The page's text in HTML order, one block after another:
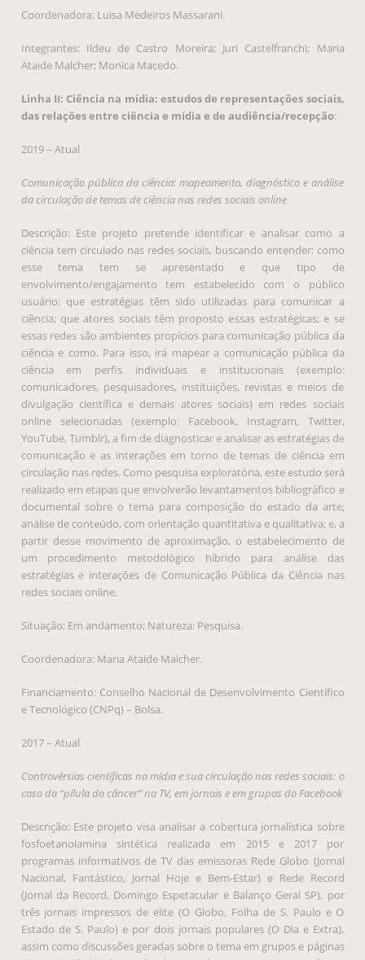
Coordenadora: Luisa Medeiros Massarani.
Integrantes: Ildeu de Castro Moreira; Juri Castelfranchi; Maria
Ataide Malcher; Monica Macedo.
Linha II: Ciência na mídia: estudos de representações sociais,
das relações entre ciência e mídia e de audiência/recepção:
2019 – Atual
Comunicação pública da ciência: mapeamento, diagnóstico e análise
da circulação de temas de ciência nas redes sociais online
Descrição: Este projeto pretende identificar e analisar como a
ciência tem circulado nas redes sociais, buscando entender: como
esse tema tem se apresentado e que tipo de
envolvimento/engajamento tem estabelecido com o público
usuário; que estratégias têm sido utilizadas para comunicar a
ciência; que atores sociais têm proposto essas estratégicas; e se
essas redes são ambientes propícios para comunicação pública da
ciência e como. Para isso, irá mapear a comunicação pública da
ciência em perfis individuais e institucionais (exemplo:
comunicadores, pesquisadores, instituições, revistas e meios de
divulgação científica e demais atores sociais) em redes sociais
online selecionadas (exemplo: Facebook, Instagram, Twitter,
YouTube, Tumblr), a fim de diagnosticar e analisar as estratégias de
comunicação e as interações em torno de temas de ciência em
circulação nas redes. Como pesquisa exploratória, este estudo será
realizado em etapas que envolverão levantamentos bibliográfico e
documental sobre o tema para composição do estado da arte;
análise de conteúdo, com orientação quantitativa e qualitativa; e, a
partir desse movimento de aproximação, o estabelecimento de
um procedimento metodológico híbrido para análise das
estratégias e interações de Comunicação Pública da Ciência nas
redes sociais online.
Situação: Em andamento; Natureza: Pesquisa.
Coordenadora: Maria Ataide Malcher.
Financiamento: Conselho Nacional de Desenvolvimento Científico
e Tecnológico (CNPq) – Bolsa.
2017 – Atual
Controvérsias científicas na mídia e sua circulação nas redes sociais: o
caso da “pílula do câncer” na TV, em jornais e em grupos do Facebook
Descrição: Este projeto visa analisar a cobertura jornalística sobre
fosfoetanolamina sintética realizada em 2015 e 2017 por
programas informativos de TV das emissoras Rede Globo (Jornal
Nacional, Fantástico, Jornal Hoje e Bem-Estar) e Rede Record
(Jornal da Record, Domingo Espetacular e Balanço Geral SP), por
três jornais impressos de elite (O Globo, Folha de S. Paulo e O
Estado de S. Paulo) e por dois jornais populares (O Dia e Extra),
assim como discussões geradas sobre o tema em grupos e páginas